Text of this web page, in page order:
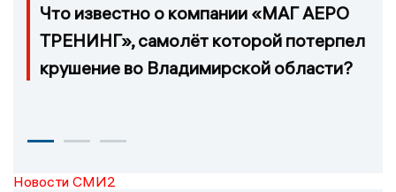
Что известно о компании «МАГ АЕРО
ТРЕНИНГ», самолёт которой потерпел
крушение во Владимирской области?
Новости СМИ2